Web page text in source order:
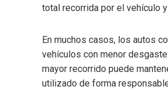
total recorrida por el vehículo
En muchos casos, los autos
vehículos con menor
mayor recorrido puede
utilizado de forma